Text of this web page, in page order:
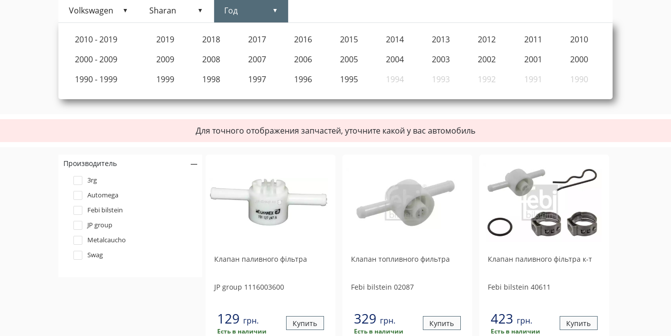
Volkswagen Sharan Год
2010 - 2019 2019 2018 2017 2016 2015 2014 2013 2012 2011
2010
2000 - 2009
2009 2008 2007 2006 2005 2004 2003 2002 2001
2000
1990 - 1999
1999 1998 1997 1996 1995 1994 1993 1992 1991 1990
Для точного отображения запчастей, уточните какой у вас автомобиль
Производитель
3rg
Automega
Febi bilstein
JP group
Metalcaucho
Swag
Клапан паливного фiльтра
JP group 1116003600
129 грн.
Есть в наличии
Купить
Клапан топливного фильтра
Febi bilstein 02087
329 грн.
Есть в наличии
Купить
Клапан паливного фiльтра к-т
Febi bilstein 40611
423 грн.
Есть в наличии
Купить